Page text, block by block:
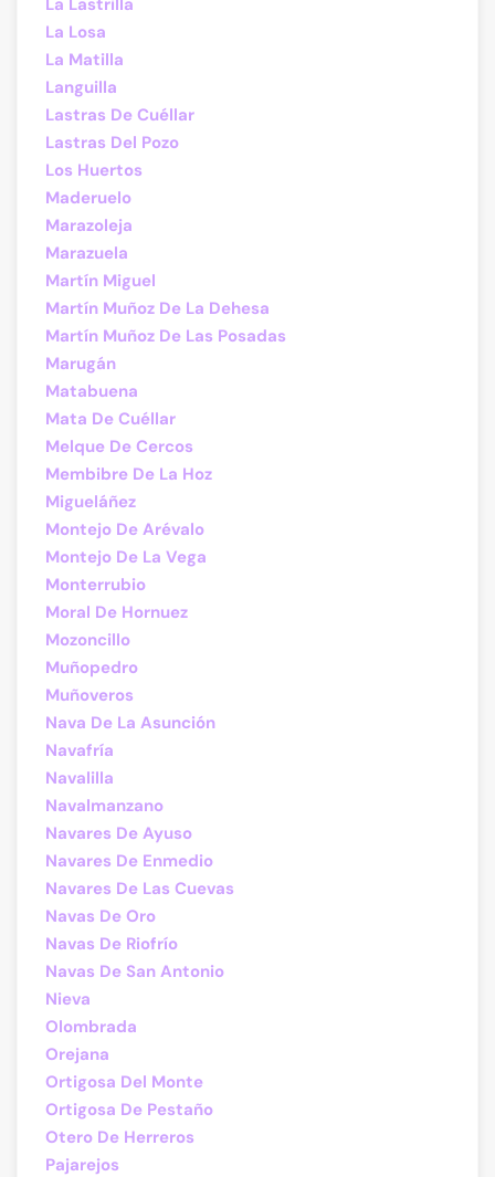
La Lastrilla
La Losa
La Matilla
Languilla
Lastras De Cuéllar
Lastras Del Pozo
Los Huertos
Maderuelo
Marazoleja
Marazuela
Martín Miguel
Martín Muñoz De La Dehesa
Martín Muñoz De Las Posadas
Marugán
Matabuena
Mata De Cuéllar
Melque De Cercos
Membibre De La Hoz
Migueláñez
Montejo De Arévalo
Montejo De La Vega
Monterrubio
Moral De Hornuez
Mozoncillo
Muñopedro
Muñoveros
Nava De La Asunción
Navafría
Navalilla
Navalmanzano
Navares De Ayuso
Navares De Enmedio
Navares De Las Cuevas
Navas De Oro
Navas De Riofrío
Navas De San Antonio
Nieva
Olombrada
Orejana
Ortigosa Del Monte
Ortigosa De Pestaño
Otero De Herreros
Pajarejos